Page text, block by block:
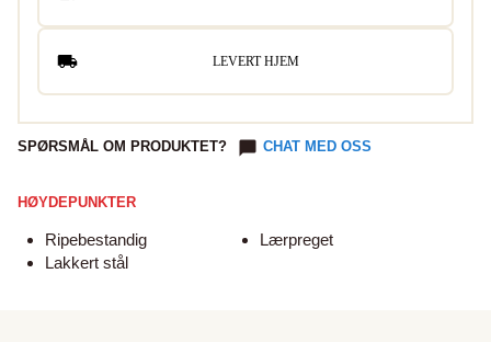
LEVERT HJEM
SPØRSMÅL OM PRODUKTET? CHAT MED OSS
HØYDEPUNKTER
Ripebestandig
Lakkert stål
Lærpreget